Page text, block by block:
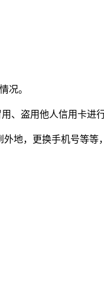
况。
盗用他人信用卡进
地，更换手机号等等